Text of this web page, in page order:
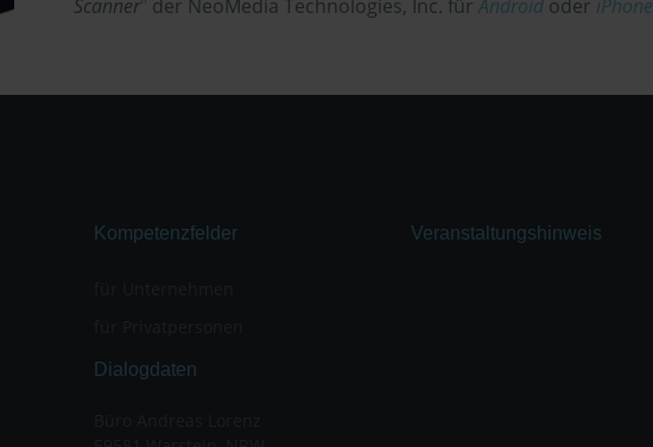
Scanner" der NeoMedia Technologies, Inc. für Android oder iPhone
Kompetenzfelder
Dialogdaten
Veranstaltungshinweis